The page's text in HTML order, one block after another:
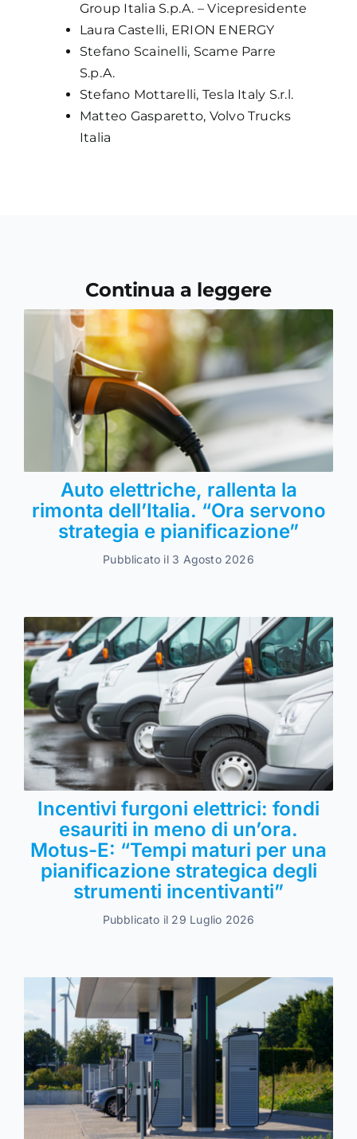
Group Italia S.p.A. – Vicepresidente
Laura Castelli, ERION ENERGY
Stefano Scainelli, Scame Parre
S.p.A.
Stefano Mottarelli, Tesla Italy S.r.l.
Matteo Gasparetto, Volvo Trucks
Italia
Continua a leggere
Auto elettriche, rallenta la
rimonta dell’Italia. “Ora servono
strategia e pianificazione”
Pubblicato il 3 Agosto 2026
Incentivi furgoni elettrici: fondi
esauriti in meno di un’ora.
Motus-E: “Tempi maturi per una
pianificazione strategica degli
strumenti incentivanti”
Pubblicato il 29 Luglio 2026